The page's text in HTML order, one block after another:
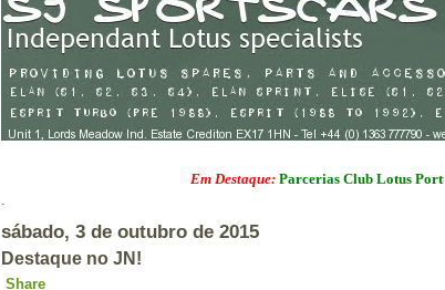
Em Destaque:Parcerias Club Lotus Portugal
sábado, 3 de outubro de 2015
Destaque no JN!
Share